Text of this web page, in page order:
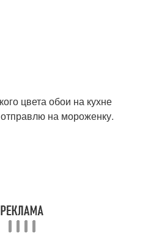
цвета обои на кухне
на мороженку.